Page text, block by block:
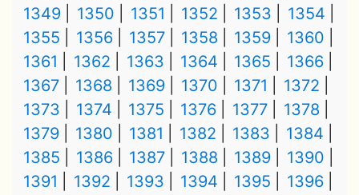
1349
1350 1351 1352 1353
1354
1355
1356 1357 1358 1359
1360
1361
1362 1363 1364 1365
1366
1367
1368 1369 1370 1371
1372
1373
1374 1375 1376 1377
1378
1379
1380 1381 1382 1383
1384
1385
1386 1387 1388 1389
1390
1391
1392 1393 1394 1395
1396